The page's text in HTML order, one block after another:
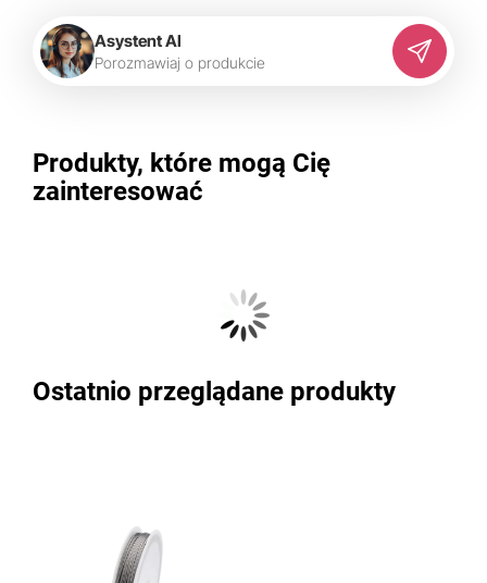
Asystent AI
Porozmawiaj o produkcie
Produkty, które mogą Cię
zainteresować
Ostatnio przeglądane produkty